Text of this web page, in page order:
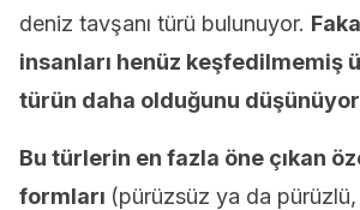
deniz tavşanı türü bulunuyor.
insanları henüz keşfedilmemiş
türün daha olduğunu
Bu türlerin en fazla öne çıkan
formları (pürüzsüz ya da